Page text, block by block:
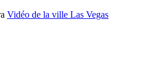
Vidéo de la ville Las Vegas